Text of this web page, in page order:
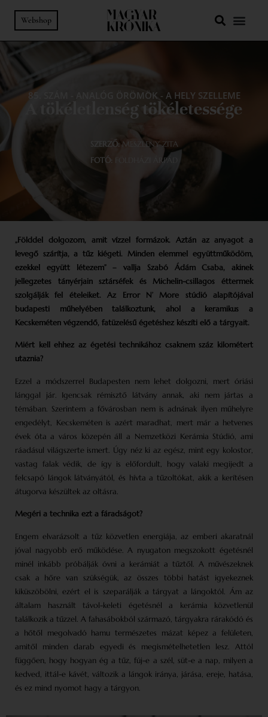
Webshop
85. SZÁM ANALÓG ÖRÖMÖK - A HELY SZELLEME
A tökéletlenség tökéletessége
SZERZŐ:MESZLENY ZITA
FOTÓ: FÖLDHÁZI ÁRPÁD
„Földdel dolgozom, amit vízzel formázok. Aztán az anyagot a
levegő szárítja, a tűz kiégeti. Minden elemmel együttműködöm,
ezekkel együtt létezem” – vallja Szabó Ádám Csaba, akinek
jellegzetes tányérjain sztárséfek és Michelin-csillagos éttermek
szolgálják fel ételeiket. Az Error N’ More stúdió alapítójával
budapesti műhelyében találkoztunk, ahol a keramikus a
Kecskeméten végzendő, fatüzelésű égetéshez készíti elő a tárgyait.
Miért kell ehhez az égetési technikához csaknem száz kilométert
utaznia?
Ezzel a módszerrel Budapesten nem lehet dolgozni, mert óriási
lánggal jár. Igencsak rémisztő látvány annak, aki nem jártas a
témában. Szerintem a fővárosban nem is adnának ilyen műhelyre
engedélyt, Kecskeméten is azért maradhat, mert már a hetvenes
évek óta a város közepén áll a Nemzetközi Kerámia Stúdió, ami
ráadásul világszerte ismert. Úgy néz ki az egész, mint egy kolostor,
vastag falak védik, de így is előfordult, hogy valaki megijedt a
felcsapó lángok látványától, és hívta a tűzoltókat, akik a kerítésen
átugorva készültek az oltásra.
Megéri a technika ezt a fáradságot?
Engem elvarázsolt a tűz közvetlen energiája, az emberi akaratnál
jóval nagyobb erő működése. A nyugaton megszokott égetésnél
minél inkább próbálják óvni a kerámiát a tűztől. A művészeknek
csak a hőre van szükségük, az összes többi hatást igyekeznek
kiküszöbölni, ezért el is szeparálják a tárgyat a lángoktól. Ám az
általam használt távol-keleti égetésnél a kerámia közvetlenül
találkozik a tűzzel. A fahasábokból származó, tárgyakra rárakódó és
a hőtől megolvadó hamu természetes mázat képez a felületen,
amitől minden darab egyedi és megismételhetetlen lesz. Attól
függően, hogy hogyan ég a tűz, fúj-e a szél, süt-e a nap, milyen a
kedved, ittál-e kávét, változik a lángok iránya, járása, ereje, hatása,
és ez mind nyomot hagy a tárgyon.